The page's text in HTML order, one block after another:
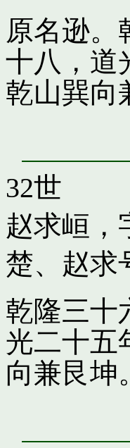
原名逊。
十八，道
乾山巽向
32世
赵求峘，
楚、 赵求
乾隆三十
光二十五
向兼艮坤